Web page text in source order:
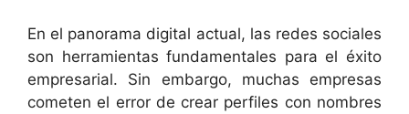
En el panorama digital actual, las redes sociales
son herramientas fundamentales para el éxito
empresarial. Sin embargo, muchas empresas
cometen el error de crear perfiles con nombres